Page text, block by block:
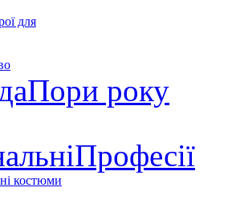
для
Пори року
Професії
костюми